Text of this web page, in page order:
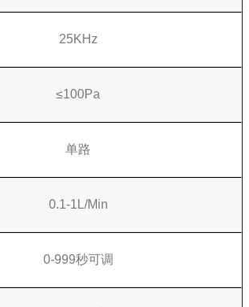
25KHz
≤100Pa
单路
0.1-1L/Min
0-999秒可调